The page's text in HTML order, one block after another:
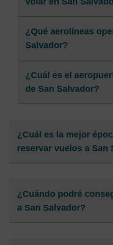
¿Qué aerolíneas
Salvador?
¿Cuál es el
de San Salvador?
¿Cuál es la mejor
reservar vuelos a San
¿Cuándo podré
a San Salvador?